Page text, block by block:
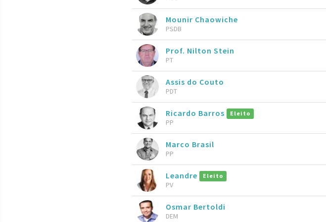
Mounir Chaowiche
PSDB
Prof. Nilton Stein
PT
Assis do Couto
PDT
Ricardo Barros Eleito
PP
Marco Brasil
PP
Leandre Eleito
PV
Osmar Bertoldi
DEM